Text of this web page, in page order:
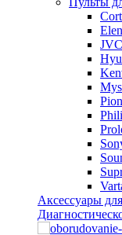
JVC
Аксессуары